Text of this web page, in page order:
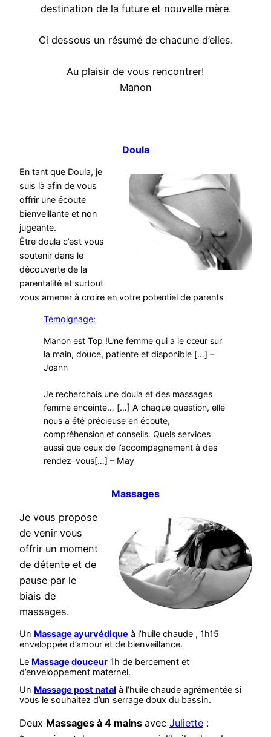
destination de la future et nouvelle mère.
Ci dessous un résumé de chacune d’elles.
Au plaisir de vous rencontrer!
Manon
Doula
En tant que Doula, je
suis là afin de vous
offrir une écoute
bienveillante et non
jugeante.
Être doula c’est vous
soutenir dans le
découverte de la
parentalité et surtout
vous amener à croire en votre potentiel de parents
Témoignage:
Manon est Top !Une femme qui a le cœur sur
la main, douce, patiente et disponible […] –
Joann
Je recherchais une doula et des massages
femme enceinte… […] A chaque question, elle
nous a été précieuse en écoute,
compréhension et conseils. Quels services
aussi que ceux de l’accompagnement à des
rendez-vous[…] – May
Massages
Je vous propose
de venir vous
offrir un moment
de détente et de
pause par le
biais de
massages.
Un Massage ayurvédique à l’huile chaude , 1h15
enveloppée d’amour et de bienveillance.
Le Massage douceur 1h de bercement et
d’enveloppement maternel.
Un Massage post natal à l’huile chaude agrémentée si
vous le souhaitez d’un serrage doux du bassin.
Deux Massages à 4 mains avec Juliette :